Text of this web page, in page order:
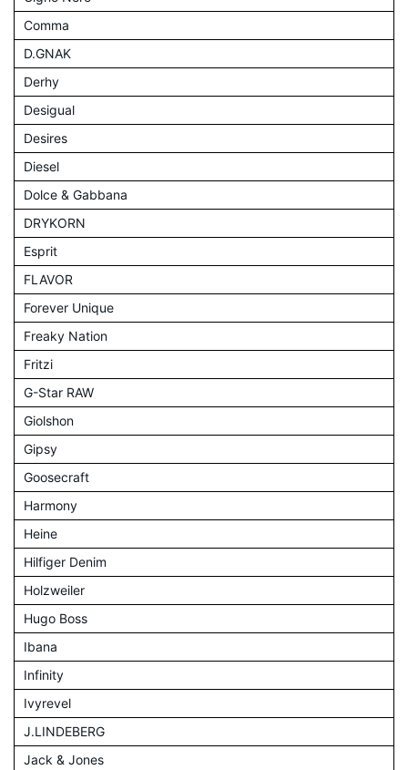
Comma
D.GNAK
Derhy
Desigual
Desires
Diesel
Dolce & Gabbana
DRYKORN
Esprit
FLAVOR
Forever Unique
Freaky Nation
Fritzi
G-Star RAW
Giolshon
Gipsy
Goosecraft
Harmony
Heine
Hilfiger Denim
Holzweiler
Hugo Boss
Ibana
Infinity
Ivyrevel
J.LINDEBERG
Jack & Jones